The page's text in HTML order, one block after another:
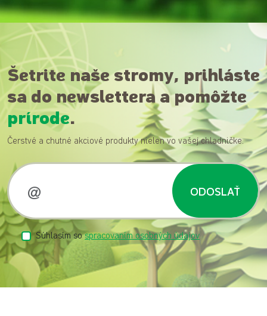
Šetrite naše stromy, prihláste
sa do newslettera a pomôžte
prírode.
Čerstvé a chutné akciové produkty nielen vo vašej chladničke.
ODOSLAŤ
Súhlasím sospracovaním osobných údajov